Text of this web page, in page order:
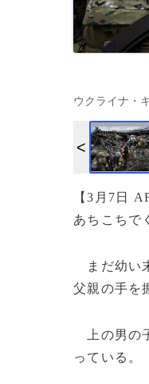
ウクライナ・
【3月7日
あちこちで
まだ幼い
父親の手を
上の男の
っている。